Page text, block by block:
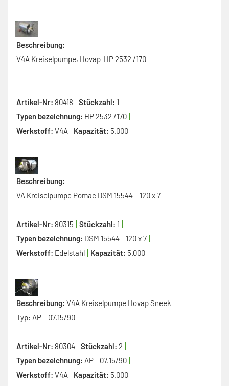
Beschreibung:
V4A Kreiselpumpe, Hovap HP 2532 /170
Artikel-Nr: 80418 Stückzahl: 1
Typen bezeichnung: HP 2532 /170
Werkstoff: V4A Kapazität: 5.000
Beschreibung:
VA Kreiselpumpe Pomac DSM 15544 – 120 x 7
Artikel-Nr: 80315 Stückzahl: 1
Typen bezeichnung: DSM 15544 - 120 x 7
Werkstoff: Edelstahl Kapazität: 5.000
Beschreibung: V4A Kreiselpumpe Hovap Sneek
Typ: AP – 07.15/90
Artikel-Nr: 80304 Stückzahl: 2
Typen bezeichnung: AP - 07.15/90
Werkstoff: V4A Kapazität: 5.000